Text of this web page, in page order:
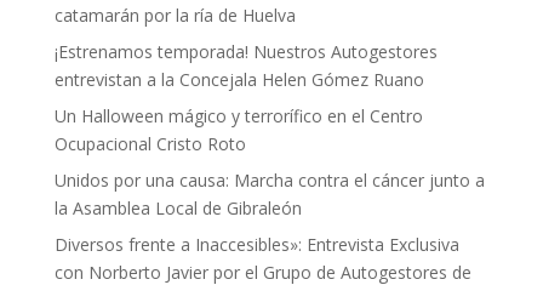
catamarán por la ría de Huelva
¡Estrenamos temporada! Nuestros Autogestores
entrevistan a la Concejala Helen Gómez Ruano
Un Halloween mágico y terrorífico en el Centro
Ocupacional Cristo Roto
Unidos por una causa: Marcha contra el cáncer junto a
la Asamblea Local de Gibraleón
Diversos frente a Inaccesibles»: Entrevista Exclusiva
con Norberto Javier por el Grupo de Autogestores de